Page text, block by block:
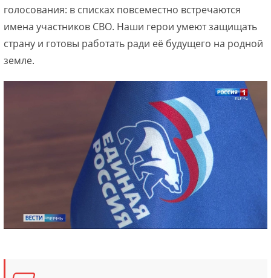
голосования: в списках повсеместно встречаются
имена участников СВО. Наши герои умеют защищать
страну и готовы работать ради её будущего на родной
земле.